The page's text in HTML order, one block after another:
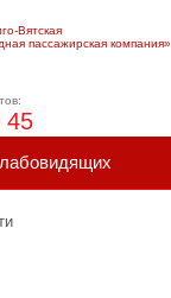
Вятская
пассажирская компания»
45